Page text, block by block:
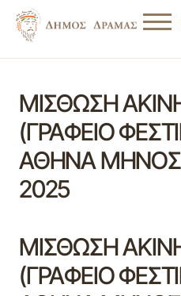
ΜΙΣΘΩΣΗ
(ΓΡΑΦΕΙΟ
ΑΘΗΝΑ ΜΗΝΟΣ
2025
ΜΙΣΘΩΣΗ
(ΓΡΑΦΕΙΟ